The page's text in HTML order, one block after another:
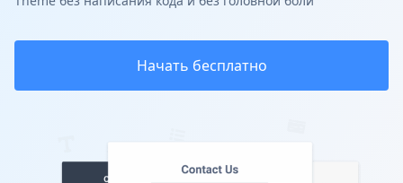
Начать бесплатно